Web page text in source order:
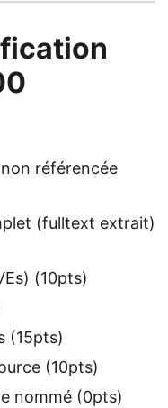
référencée
(fulltext extrait)
(10pts)
(15pts)
(10pts)
nommé (0pts)